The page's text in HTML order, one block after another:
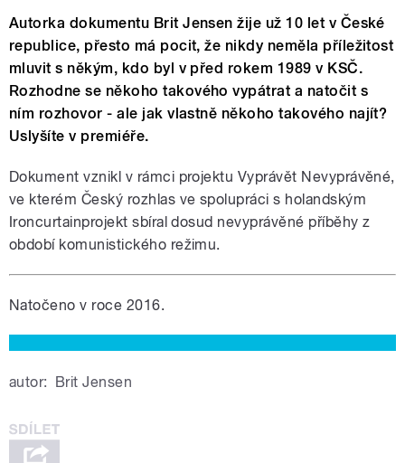
Autorka dokumentu Brit Jensen žije už 10 let v České
republice, přesto má pocit, že nikdy neměla příležitost
mluvit s někým, kdo byl v před rokem 1989 v KSČ.
Rozhodne se někoho takového vypátrat a natočit s
ním rozhovor - ale jak vlastně někoho takového najít?
Uslyšíte v premiéře.
Dokument vznikl v rámci projektu Vyprávět Nevyprávěné,
ve kterém Český rozhlas ve spolupráci s holandským
Ironcurtainprojekt sbíral dosud nevyprávěné příběhy z
období komunistického režimu.
Natočeno v roce 2016.
autor: Brit Jensen